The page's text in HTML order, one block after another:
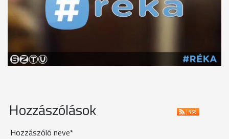
Hozzászólások
Hozzászóló neve*